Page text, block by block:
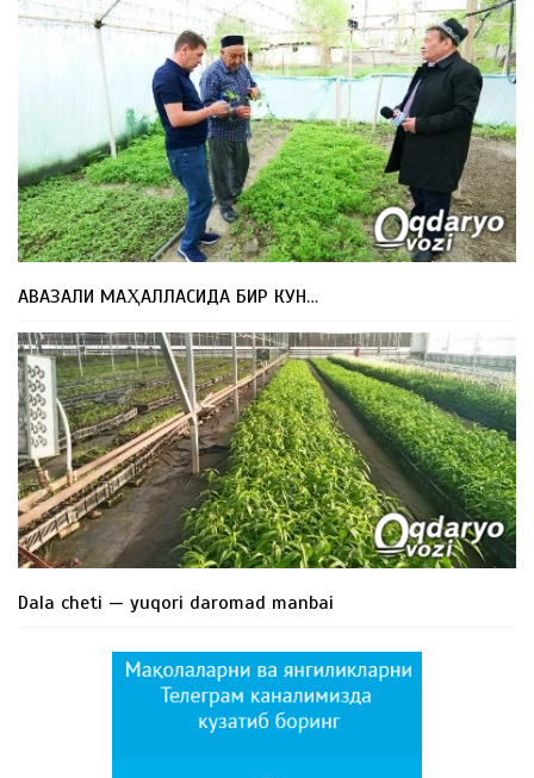
АВАЗАЛИ МАҲАЛЛАСИДА БИР КУН…
Dala cheti — yuqori daromad manbai